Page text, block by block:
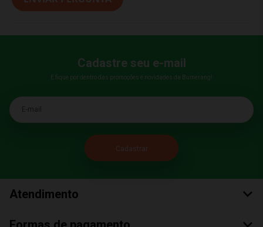
Cadastre seu e-mail
E fique por dentro das promoções e novidades da Bumerang!
E-mail
Atendimento